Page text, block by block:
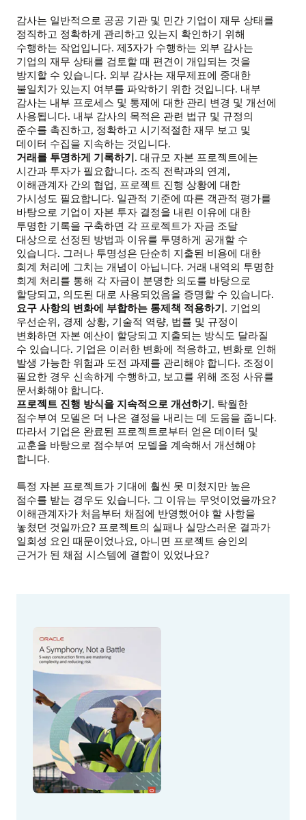
감사는 일반적으로 공공 기관 및 민간 기업이 재무 상태를
정직하고 정확하게 관리하고 있는지 확인하기 위해
수행하는 작업입니다. 제3자가 수행하는 외부 감사는
기업의 재무 상태를 검토할 때 편견이 개입되는 것을
방지할 수 있습니다. 외부 감사는 재무제표에 중대한
불일치가 있는지 여부를 파악하기 위한 것입니다. 내부
감사는 내부 프로세스 및 통제에 대한 관리 변경 및 개선에
사용됩니다. 내부 감사의 목적은 관련 법규 및 규정의
준수를 촉진하고, 정확하고 시기적절한 재무 보고 및
데이터 수집을 지속하는 것입니다.
거래를 투명하게 기록하기. 대규모 자본 프로젝트에는
시간과 투자가 필요합니다. 조직 전략과의 연계,
이해관계자 간의 협업, 프로젝트 진행 상황에 대한
가시성도 필요합니다. 일관적 기준에 따른 객관적 평가를
바탕으로 기업이 자본 투자 결정을 내린 이유에 대한
투명한 기록을 구축하면 각 프로젝트가 자금 조달
대상으로 선정된 방법과 이유를 투명하게 공개할 수
있습니다. 그러나 투명성은 단순히 지출된 비용에 대한
회계 처리에 그치는 개념이 아닙니다. 거래 내역의 투명한
회계 처리를 통해 각 자금이 분명한 의도를 바탕으로
할당되고, 의도된 대로 사용되었음을 증명할 수 있습니다.
요구 사항의 변화에 부합하는 통제책 적용하기. 기업의
우선순위, 경제 상황, 기술적 역량, 법률 및 규정이
변화하면 자본 예산이 할당되고 지출되는 방식도 달라질
수 있습니다. 기업은 이러한 변화에 적응하고, 변화로 인해
발생 가능한 위험과 도전 과제를 관리해야 합니다. 조정이
필요한 경우 신속하게 수행하고, 보고를 위해 조정 사유를
문서화해야 합니다.
프로젝트 진행 방식을 지속적으로 개선하기. 탁월한
점수부여 모델은 더 나은 결정을 내리는 데 도움을 줍니다.
따라서 기업은 완료된 프로젝트로부터 얻은 데이터 및
교훈을 바탕으로 점수부여 모델을 계속해서 개선해야
합니다.
특정 자본 프로젝트가 기대에 훨씬 못 미쳤지만 높은
점수를 받는 경우도 있습니다. 그 이유는 무엇이었을까요?
이해관계자가 처음부터 채점에 반영했어야 할 사항을
놓쳤던 것일까요? 프로젝트의 실패나 실망스러운 결과가
일회성 요인 때문이었나요, 아니면 프로젝트 승인의
근거가 된 채점 시스템에 결함이 있었나요?